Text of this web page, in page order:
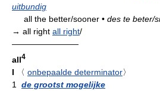
uitbundig
all the better/sooner • des te beter/
→ all right all right/
————————
all4
I 〈 onbepaalde determinator〉
1
de grootst mogelijke